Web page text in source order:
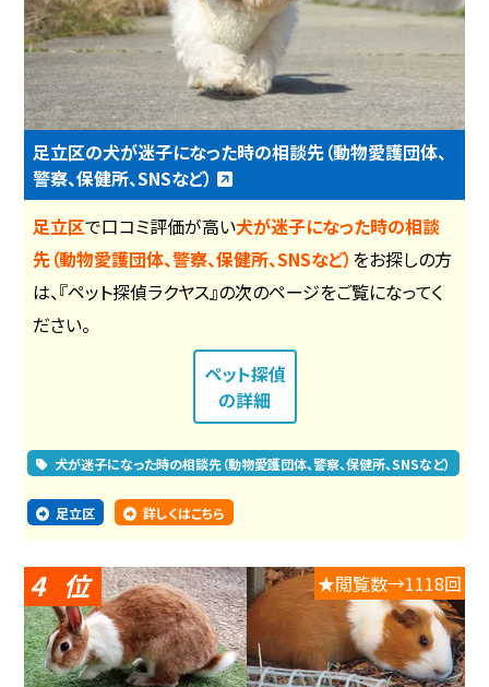
足立区の犬が迷子になった時の相談先（動物愛護団体、
警察、保健所、SNSなど）
足立区で口コミ評価が高い犬が迷子になった時の相談
先（動物愛護団体、警察、保健所、SNSなど） をお探しの方
は、『ペット探偵ラクヤス』の次のページをご覧になってく
ださい。
ペット探偵
の詳細
犬が迷子になった時の相談先（動物愛護団体、警察、保健所、SNSなど）
足立区 詳しくはこちら
4 ★閲覧数→1118回